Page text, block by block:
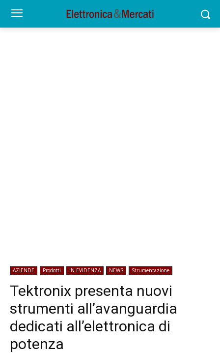
AZIENDE Prodotti IN EVIDENZA NEWS Strumentazione
Tektronix presenta nuovi
strumenti all’avanguardia
dedicati all’elettronica di
potenza